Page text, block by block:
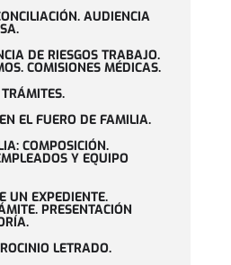
AUDIENCIA
DE RIESGOS TRABAJO.
COMISIONES MÉDICAS.
EL FUERO DE FAMILIA.
COMPOSICIÓN.
Y EQUIPO
UN EXPEDIENTE.
PRESENTACIÓN
LETRADO.